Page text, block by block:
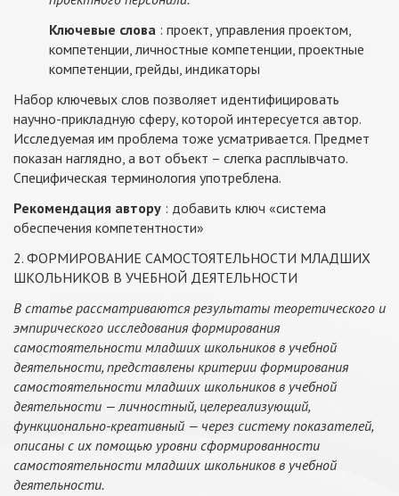
Ключевые слова : проект, управления проектом,
компетенции, личностные компетенции, проектные
компетенции, грейды, индикаторы
Набор ключевых слов позволяет идентифицировать
научно-прикладную сферу, которой интересуется автор.
Исследуемая им проблема тоже усматривается. Предмет
показан наглядно, а вот объект – слегка расплывчато.
Специфическая терминология употреблена.
Рекомендация автору : добавить ключ «система
обеспечения компетентности»
2. ФОРМИРОВАНИЕ САМОСТОЯТЕЛЬНОСТИ МЛАДШИХ
ШКОЛЬНИКОВ В УЧЕБНОЙ ДЕЯТЕЛЬНОСТИ
В статье рассматриваются результаты теоретического и
эмпирического исследования формирования
самостоятельности младших школьников в учебной
деятельности, представлены критерии формирования
самостоятельности младших школьников в учебной
деятельности — личностный, целереализующий,
функционально-креативный — через систему показателей,
описаны с их помощью уровни сформированности
самостоятельности младших школьников в учебной
деятельности.